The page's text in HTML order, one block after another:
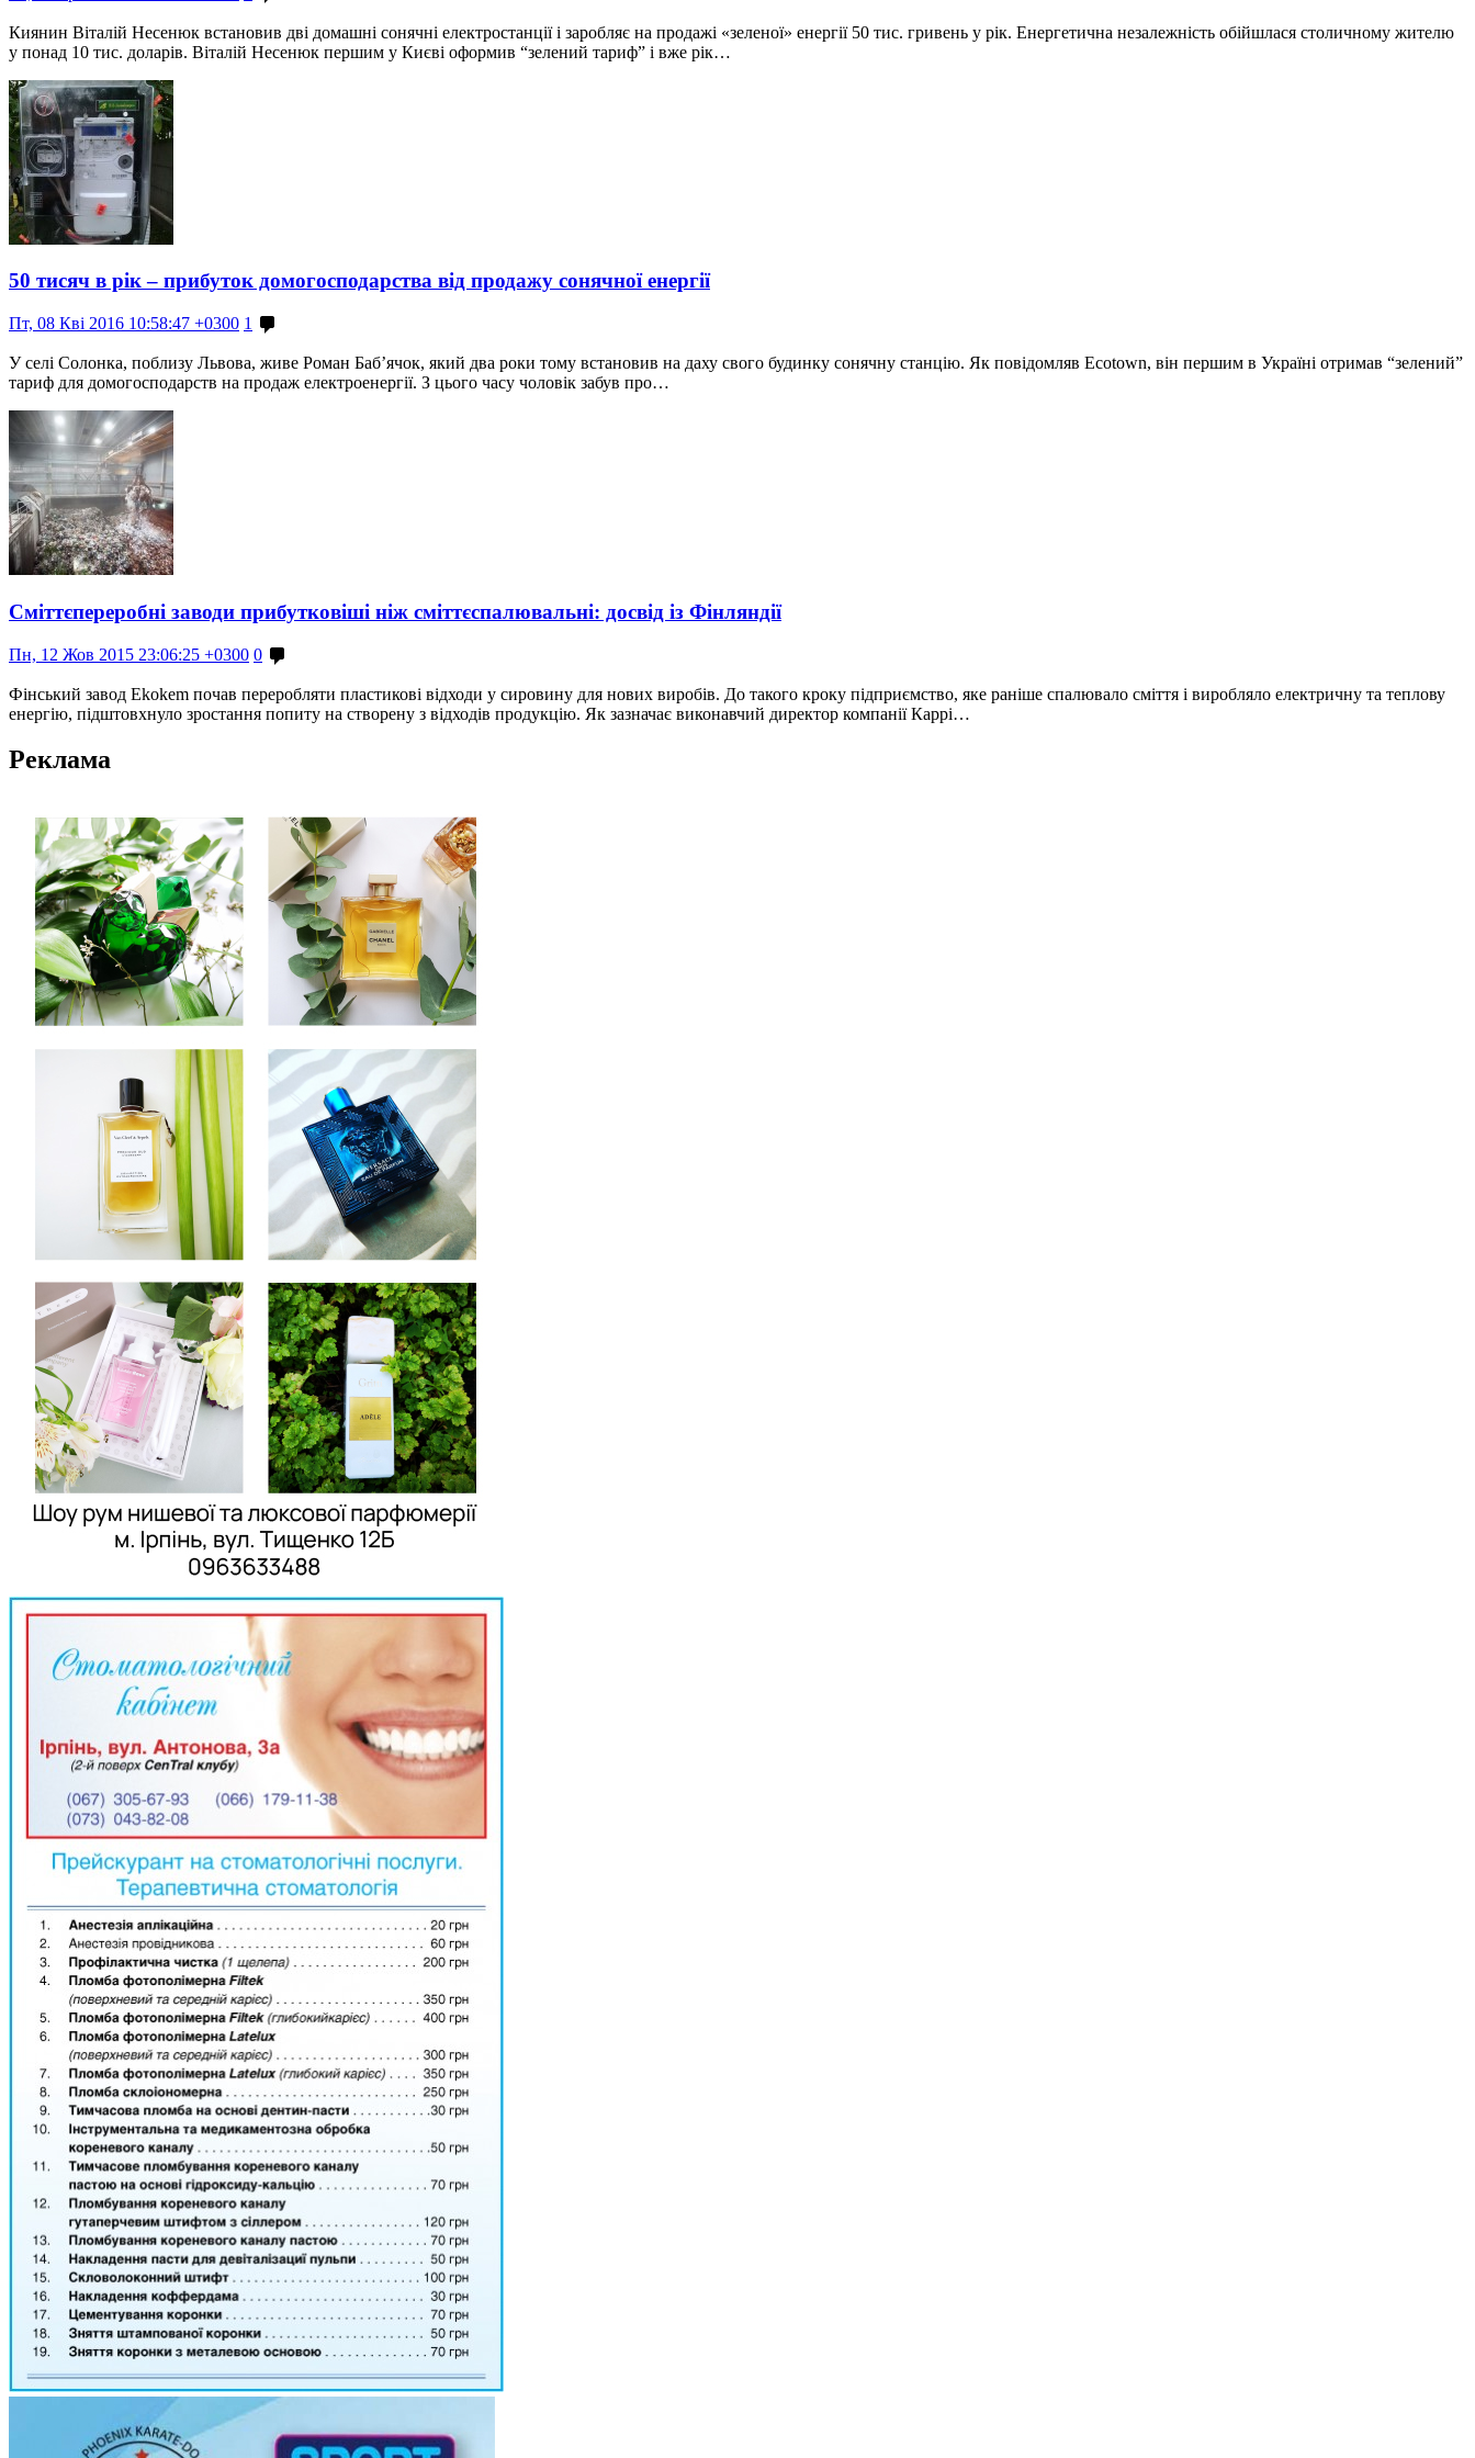
Киянин Віталій Несенюк встановив дві домашні сонячні електростанції і заробляє на продажі «зеленої» енергії 50 тис. гривень у рік. Енергетична незалежність обійшлася столичному жителю
у понад 10 тис. доларів. Віталій Несенюк першим у Києві оформив “зелений тариф” і вже рік…
50 тисяч в рік – прибуток домогосподарства від продажу сонячної енергії
Пт, 08 Кві 2016 10:58:47 +0300 1
У селі Солонка, поблизу Львова, живе Роман Баб’ячок, який два роки тому встановив на даху свого будинку сонячну станцію. Як повідомляв Ecotown, він першим в Україні отримав “зелений”
тариф для домогосподарств на продаж електроенергії. З цього часу чоловік забув про…
Сміттєпереробні заводи прибутковіші ніж сміттєспалювальні: досвід із Фінляндії
Пн, 12 Жов 2015 23:06:25 +0300 0
Фінський завод Ekokem почав переробляти пластикові відходи у сировину для нових виробів. До такого кроку підприємство, яке раніше спалювало сміття і виробляло електричну та теплову
енергію, підштовхнуло зростання попиту на створену з відходів продукцію. Як зазначає виконавчий директор компанії Каррі…
Реклама